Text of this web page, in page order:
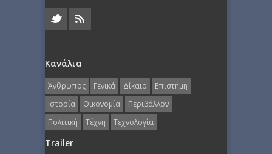
Κανάλια
Άνθρωπος Γενικά Δίκαιο
Επιστήμη
Ιστορία
Οικονομία
Περιβάλλον
Πολιτική
Τέχνη Τεχνολογία
Trailer